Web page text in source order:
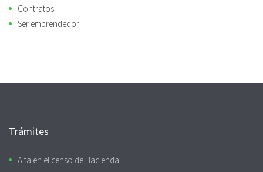
Contratos
Ser emprendedor
Trámites
Alta en el censo de Hacienda